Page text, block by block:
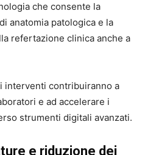
che consente la
anatomia patologica e la
refertazione clinica anche a
interventi contribuiranno a
e ad accelerare i
strumenti digitali avanzati.
e riduzione dei